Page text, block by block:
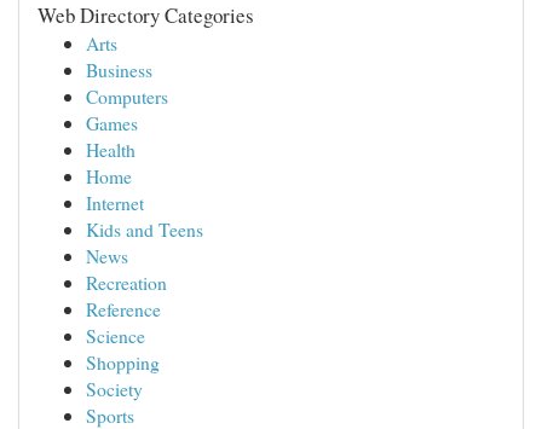
Web Directory Categories
Arts
Business
Computers
Games
Health
Home
Internet
Kids and Teens
News
Recreation
Reference
Science
Shopping
Society
Sports